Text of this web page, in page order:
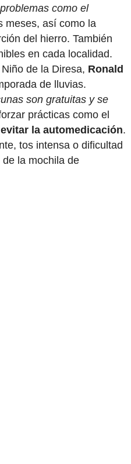
como el
meses, así como la
del hierro. También
en cada localidad.
de la Diresa, Ronald
de lluvias.
son gratuitas y se
prácticas como el
la automedicación.
tos intensa o dificultad
la mochila de